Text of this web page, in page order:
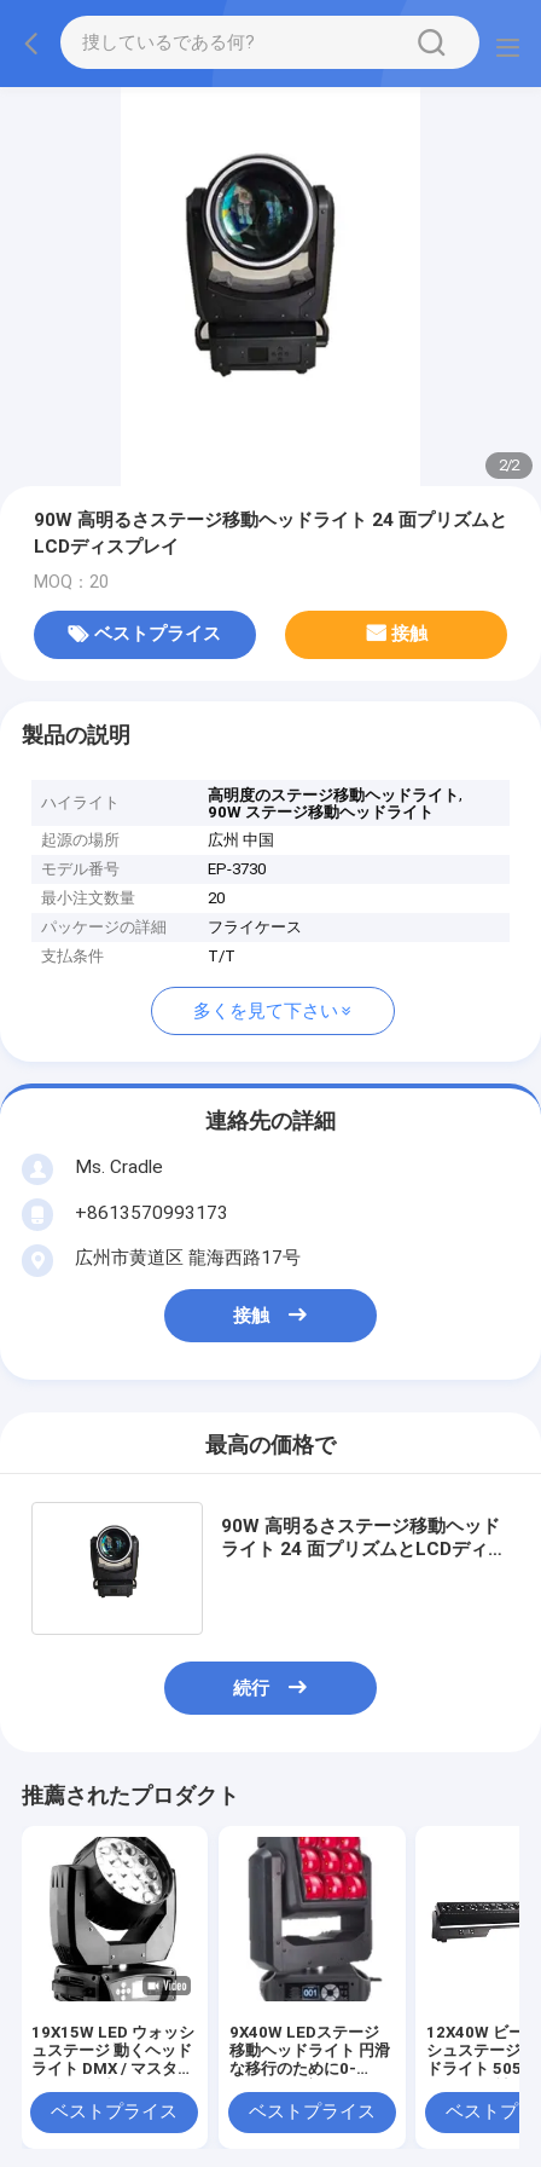
2/2
90W 高明るさステージ移動ヘッドライト 24 面プリズムと
LCDディスプレイ
MOQ：20
ベストプライス 接触
製品の説明
ハイライト 高明度のステージ移動ヘッドライト,
90W ステージ移動ヘッドライト
起源の場所
広州 中国
モデル番号
EP-3730
最小注文数量
20
パッケージの詳細
フライケース
支払条件
T/T
多くを見て下さい
連絡先の詳細
Ms. Cradle
+8613570993173
広州市黄道区 龍海西路17号
接触
最高の価格で
90W 高明るさステージ移動ヘッド
ライト 24 面プリズムとLCDディス
続行
推薦されたプロダクト
19X15W LED ウォッシ
ュステージ 動くヘッド
ライト DMX / マスター
-50° ビームアングル
ベストプライス
9X40W LEDステージ
移動ヘッドライト 円滑
な移行のために0-
ベストプライス
12X40W ビー
シュステージ
ドライト
ーズベストプラ